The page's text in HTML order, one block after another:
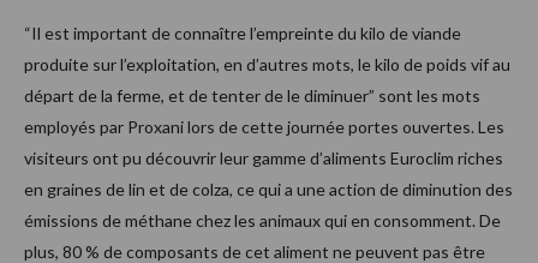
“Il est important de connaître l’empreinte du kilo de viande
produite sur l’exploitation, en d’autres mots, le kilo de poids vif au
départ de la ferme, et de tenter de le diminuer” sont les mots
employés par Proxani lors de cette journée portes ouvertes. Les
visiteurs ont pu découvrir leur gamme d’aliments Euroclim riches
en graines de lin et de colza, ce qui a une action de diminution des
émissions de méthane chez les animaux qui en consomment. De
plus, 80 % de composants de cet aliment ne peuvent pas être